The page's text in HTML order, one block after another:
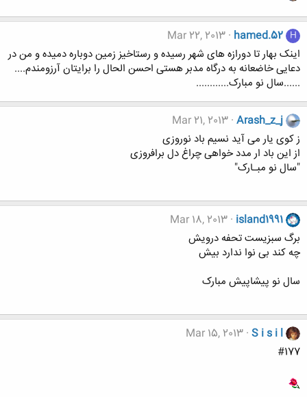
H
hamed.52
Mar 22, 2013
اینک بهار تا دورازه های شهر رسیده و رستاخیز زمین دوباره دمیده و من در
دعایی خاضعانه به درگاه مدبر هستی احسن الحال را برایتان آرزومندم....
......سال نو مبارک............
Arash_z_j
Mar 21, 2013
ز کوی یار می آید نسیم باد نوروزی
از این باد ار مدد خواهی چراغ دل برافروزی
"سال نو مبـارک"
island1991
Mar 18, 2013
برگ سبزیست تحفه درویش
چه کند بی نوا ندارد بیش
سال نو پیشاپیش مبارک
S i s i l
Mar 15, 2013
#177